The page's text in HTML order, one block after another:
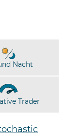
Nacht
Trader